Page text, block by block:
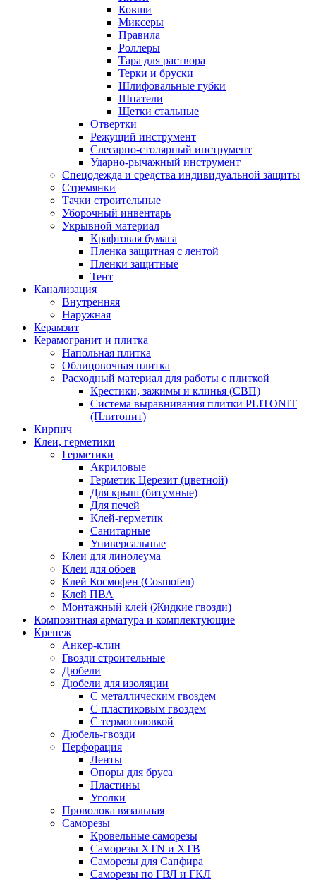
Ковши
Миксеры
Правила
Роллеры
Тара для раствора
Терки и бруски
Шлифовальные губки
Шпатели
Щетки стальные
Отвертки
Режущий инструмент
Слесарно-столярный инструмент
Ударно-рычажный инструмент
Спецодежда и средства индивидуальной защиты
Стремянки
Тачки строительные
Уборочный инвентарь
Укрывной материал
Крафтовая бумага
Пленка защитная с лентой
Пленки защитные
Тент
Канализация
Внутренняя
Наружная
Керамзит
Керамогранит и плитка
Напольная плитка
Облицовочная плитка
Расходный материал для работы с плиткой
Крестики, зажимы и клинья (СВП)
Система выравнивания плитки PLITONIT
(Плитонит)
Кирпич
Клеи, герметики
Герметики
Акриловые
Герметик Церезит (цветной)
Для крыш (битумные)
Для печей
Клей-герметик
Санитарные
Универсальные
Клеи для линолеума
Клеи для обоев
Клей Космофен (Cosmofen)
Клей ПВА
Монтажный клей (Жидкие гвозди)
Композитная арматура и комплектующие
Крепеж
Анкер-клин
Гвозди строительные
Дюбели
Дюбели для изоляции
С металлическим гвоздем
С пластиковым гвоздем
С термоголовкой
Дюбель-гвозди
Перфорация
Ленты
Опоры для бруса
Пластины
Уголки
Проволока вязальная
Саморезы
Кровельные саморезы
Саморезы XTN и ХTB
Саморезы для Сапфира
Саморезы по ГВЛ и ГКЛ